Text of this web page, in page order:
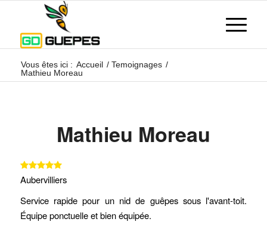
Vous êtes ici : Accueil / Temoignages /
Mathieu Moreau
Mathieu Moreau
Aubervilliers
Service rapide pour un nid de guêpes sous l'avant-toit.
Équipe ponctuelle et bien équipée.